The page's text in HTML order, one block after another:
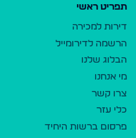
תפריט ראשי
דירות למכירה
הרשמה לדירומייל
הבלוג שלנו
מי אנחנו
צרו קשר
כלי עזר
פרסום ברשות היחיד